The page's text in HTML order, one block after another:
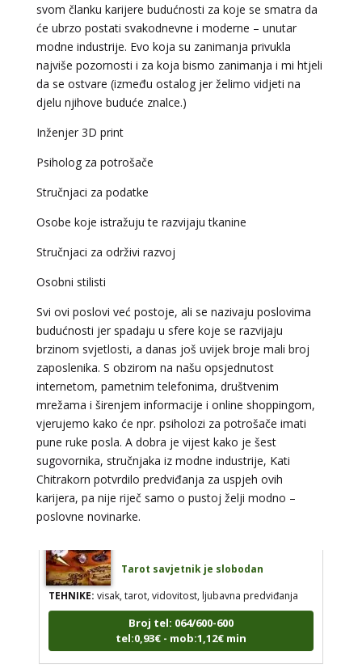
svom članku karijere budućnosti za koje se smatra da
će ubrzo postati svakodnevne i moderne – unutar
modne industrije. Evo koja su zanimanja privukla
najviše pozornosti i za koja bismo zanimanja i mi htjeli
da se ostvare (između ostalog jer želimo vidjeti na
djelu njihove buduće znalce.)
Inženjer 3D print
Psiholog za potrošače
Stručnjaci za podatke
Osobe koje istražuju te razvijaju tkanine
Stručnjaci za održivi razvoj
Osobni stilisti
Svi ovi poslovi već postoje, ali se nazivaju poslovima
budućnosti jer spadaju u sfere koje se razvijaju
brzinom svjetlosti, a danas još uvijek broje mali broj
zaposlenika. S obzirom na našu opsjednutost
internetom, pametnim telefonima, društvenim
mrežama i širenjem informacije i online shoppingom,
vjerujemo kako će npr. psiholozi za potrošače imati
pune ruke posla. A dobra je vijest kako je šest
sugovornika, stručnjaka iz modne industrije, Kati
Chitrakorn potvrdilo predviđanja za uspjeh ovih
karijera, pa nije riječ samo o pustoj želji modno –
poslovne novinarke.
TEHNIKE:vedska astrologija (jyotish), reiki, tarot, oracle
STOJA / Kod 31
Tarot savjetnik je slobodan
kristalna kugla, tarot, vidovitost, visak
Broj tel: 064/600-600
tel:0,93€ - mob:1,12€ min
TEHNIKE:visak, tarot, vidovitost, ljubavna predviđanja
Broj tel: 064/600-600
tel:0,93€ - mob:1,12€ min